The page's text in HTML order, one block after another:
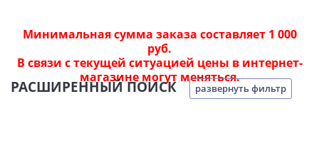
Минимальная сумма заказа составляет 1 000
руб.
В связи с текущей ситуацией цены в интернет-
магазине могут меняться.
РАСШИРЕННЫЙ ПОИСК развернуть фильтр